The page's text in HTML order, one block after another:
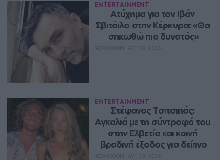
ENTERTAINMENT
Ατύχημα για τον Ιβάν
Σβιτάιλο στην Κέρκυρα: «Θα
σηκωθώ πιο δυνατός»
ENTERTAINMENT
Στέφανος Τσιτσιπάς:
Αγκαλιά με τη σύντροφό του
στην Ελβετία και κοινή
βραδινή έξοδος για δείπνο